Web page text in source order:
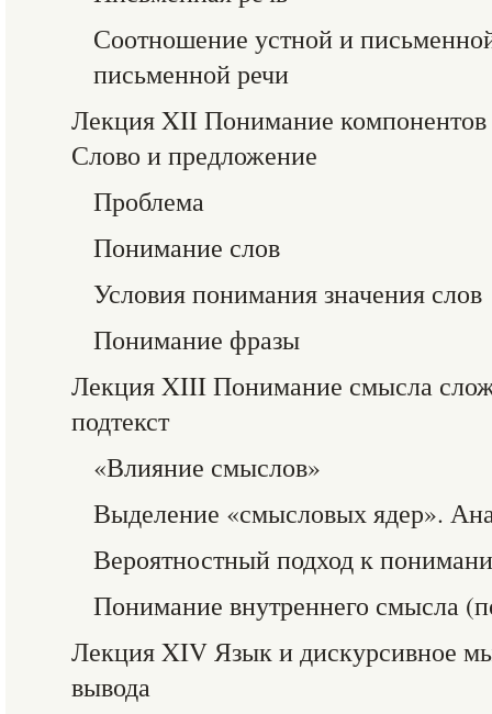
Соотношение устной и
письменной речи
Лекция XII Понимание компонентов
Слово и предложение
Проблема
Понимание слов
Условия понимания значения слов
Понимание фразы
Лекция XIII Понимание смысла
подтекст
«Влияние смыслов»
Выделение «смысловых ядер».
Вероятностный подход к
Понимание внутреннего смысла
Лекция XIV Язык и дискурсивное
вывода